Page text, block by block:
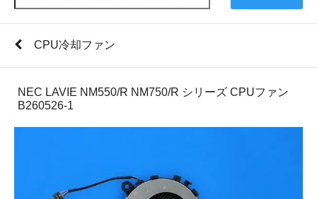
CPU冷却ファン
NEC LAVIE NM550/R NM750/R シリーズ CPUファン
B260526-1